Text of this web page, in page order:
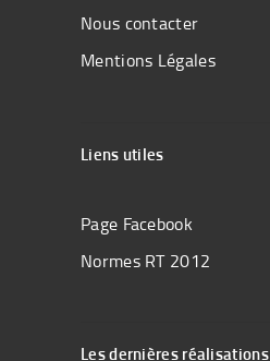
Nous contacter
Mentions Légales
Liens utiles
Page Facebook
Normes RT 2012
Les dernières réalisations